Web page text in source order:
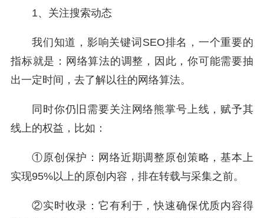
1、关注搜索动态
我们知道，影响关键词SEO排名，一个重要的
指标就是：网络算法的调整，因此，你可能需要抽
出一定时间，去了解以往的网络算法。
同时你仍旧需要关注网络熊掌号上线，赋予其
线上的权益，比如：
①原创保护：网络近期调整原创策略，基本上
实现95%以上的原创内容，排在转载与采集之前。
②实时收录：它有利于，快速确保优质内容得